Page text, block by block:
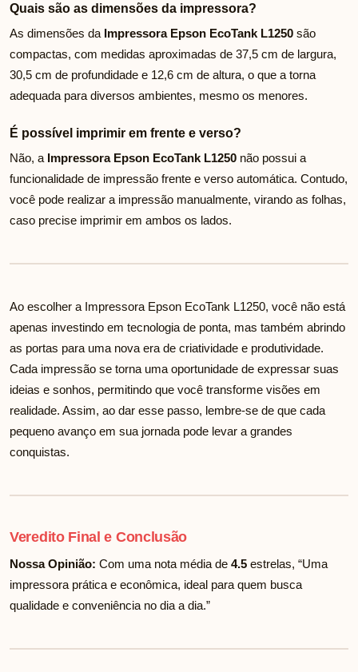
Quais são as dimensões da impressora?
As dimensões da Impressora Epson EcoTank L1250 são
compactas, com medidas aproximadas de 37,5 cm de largura,
30,5 cm de profundidade e 12,6 cm de altura, o que a torna
adequada para diversos ambientes, mesmo os menores.
É possível imprimir em frente e verso?
Não, a Impressora Epson EcoTank L1250 não possui a
funcionalidade de impressão frente e verso automática. Contudo,
você pode realizar a impressão manualmente, virando as folhas,
caso precise imprimir em ambos os lados.
Ao escolher a Impressora Epson EcoTank L1250, você não está
apenas investindo em tecnologia de ponta, mas também abrindo
as portas para uma nova era de criatividade e produtividade.
Cada impressão se torna uma oportunidade de expressar suas
ideias e sonhos, permitindo que você transforme visões em
realidade. Assim, ao dar esse passo, lembre-se de que cada
pequeno avanço em sua jornada pode levar a grandes
conquistas.
Veredito Final e Conclusão
Nossa Opinião: Com uma nota média de 4.5 estrelas, “Uma
impressora prática e econômica, ideal para quem busca
qualidade e conveniência no dia a dia.”